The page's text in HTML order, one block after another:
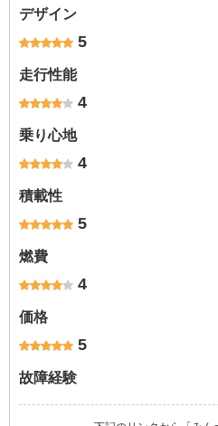
デザイン
5
走行性能
4
乗り心地
4
積載性
5
燃費
4
価格
5
故障経験